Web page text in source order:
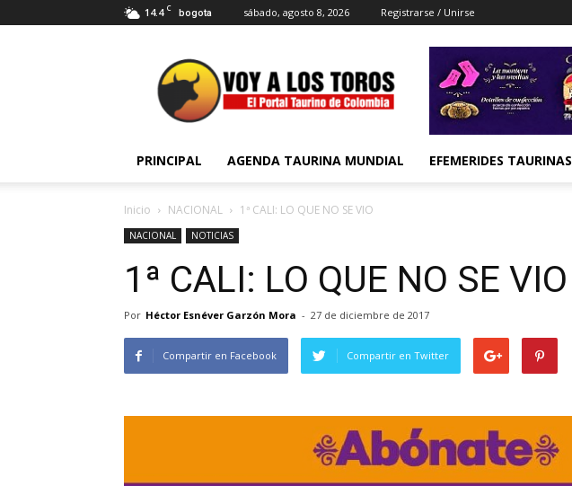
14.4 C bogota sábado, agosto 8, 2026 Registrarse / Unirse
Voy
a
Los
Toros
PRINCIPAL AGENDA TAURINA MUNDIAL EFEMERIDES TAURINAS
Inicio NACIONAL 1ª CALI: LO QUE NO SE VIO
NACIONAL NOTICIAS
1ª CALI: LO QUE NO SE VIO
Por Héctor Esnéver Garzón Mora - 27 de diciembre de 2017
Compartir en Facebook Compartir en Twitter